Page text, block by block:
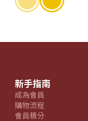
新手指南
成為會員
購物流程
會員積分